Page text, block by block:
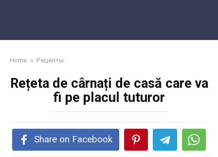
Home » Рецепты
Rețeta de cârnați de casă care va
fi pe placul tuturor
Share on Facebook